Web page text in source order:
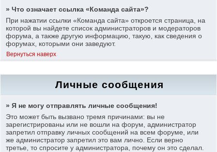
» Что означает ссылка «Команда сайта»?
При нажатии ссылки «Команда сайта» откроется страница, на
которой вы найдете список администраторов и модераторов
форума, а также другую информацию, такую, как сведения о
форумах, которыми они заведуют.
Вернуться наверх
Личные сообщения
» Я не могу отправлять личные сообщения!
Это может быть вызвано тремя причинами: вы не
зарегистрированы или не вошли на форум, администратор
запретил отправку личных сообщений на всем форуме, или
же администратор запретил это вам лично. Если верно
третье, то спросите у администратора, почему он это сделал.